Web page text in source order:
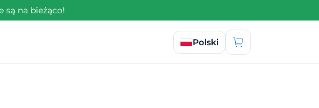
są na bieżąco!
Wybierz język
Polski